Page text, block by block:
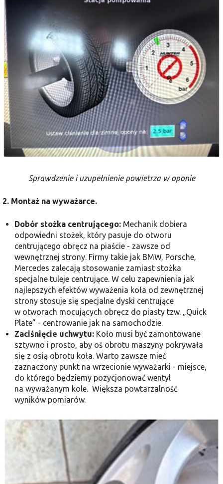
Sprawdzenie i uzupełnienie powietrza w oponie
2. Montaż na wyważarce.
Dobór stożka centrującego: Mechanik dobiera
odpowiedni stożek, który pasuje do otworu
centrującego obręcz na piaście - zawsze od
wewnętrznej strony. Firmy takie jak BMW, Porsche,
Mercedes zalecają stosowanie zamiast stożka
specjalne tuleje centrujące. W celu zapewnienia jak
najlepszych efektów wyważenia koła od zewnętrznej
strony stosuje się specjalne dyski centrujące
w otworach mocujących obręcz do piasty tzw. „Quick
Plate” - centrowanie jak na samochodzie.
Zaciśnięcie uchwytu: Koło musi być zamontowane
sztywno i prosto, aby oś obrotu maszyny pokrywała
się z osią obrotu koła. Warto zawsze mieć
zaznaczony punkt na wrzecionie wyważarki - miejsce,
do którego będziemy pozycjonować wentyl
na wyważanym kole. Większa powtarzalność
wyników pomiarów.